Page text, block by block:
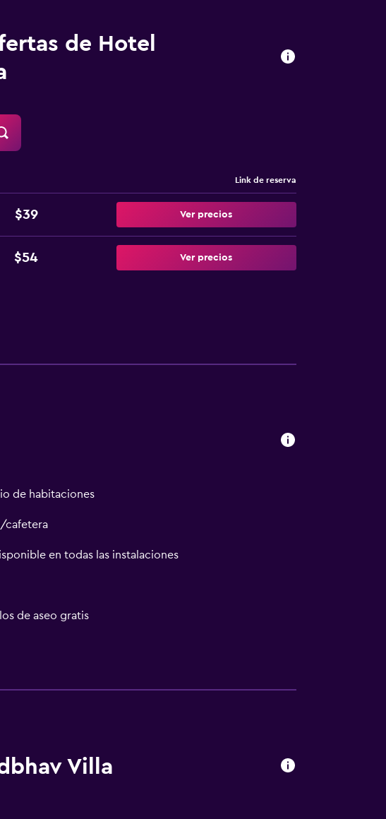
de Hotel
Link de reserva
$39 Ver precios
$54 Ver precios
de habitaciones
cafetera
en todas las instalaciones
de aseo gratis
en todas las instalaciones
Villa